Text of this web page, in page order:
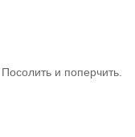
и поперчить.